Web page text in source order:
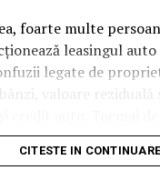
se uită ușor. Un
de la sine. Cineva îl
îl citează într-
în comunitatea lui.
e moneda forte în
foarte multe
leasingul
legate de
valoare reziduală
contract, este
tip de finanțare și
CITESTE IN CONTINUARE